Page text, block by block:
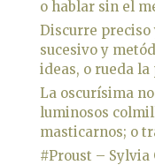
o hablar sin el
Discurre preciso
sucesivo y
ideas, o rueda
La oscurísima
luminosos
masticarnos; o
#Proust – Sylvia